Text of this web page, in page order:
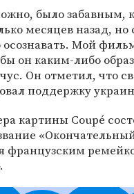
было забавным,
месяцев назад, но
Мой
он каким-либо
Он отметил, что
поддержку
картины Coupé
французским